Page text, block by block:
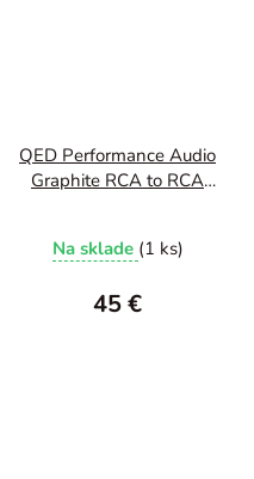
QED Performance Audio
Graphite RCA to RCA
Na sklade (1 ks)
45 €